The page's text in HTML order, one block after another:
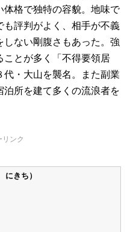
格で独特の容貌。地味で
評判がよく、相手が不義
ない剛腹さもあった。強
ことが多く「不得要領居
・大山を襲名。また副業
所を建て多くの流浪者を
リンク
きち）